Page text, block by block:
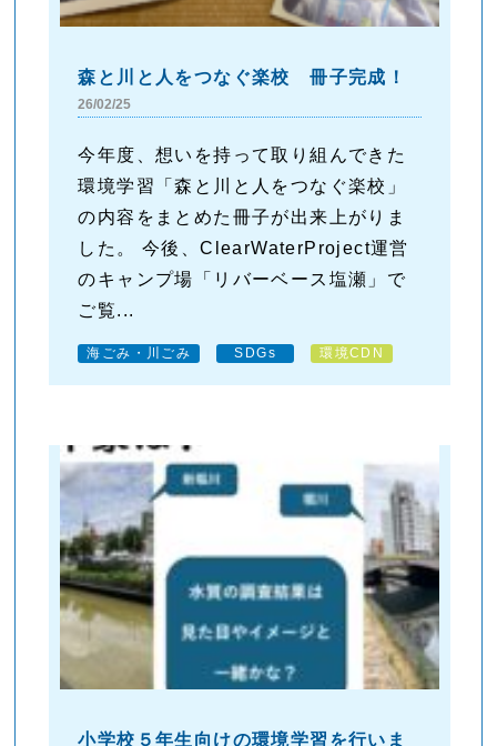
森と川と人をつなぐ楽校 冊子完成！
26/02/25
今年度、想いを持って取り組んできた
環境学習「森と川と人をつなぐ楽校」
の内容をまとめた冊子が出来上がりま
した。 今後、ClearWaterProject運営
のキャンプ場「リバーベース塩瀬」で
ご覧...
海ごみ・川ごみ SDGs 環境CDN
小学校５年生向けの環境学習を行いま